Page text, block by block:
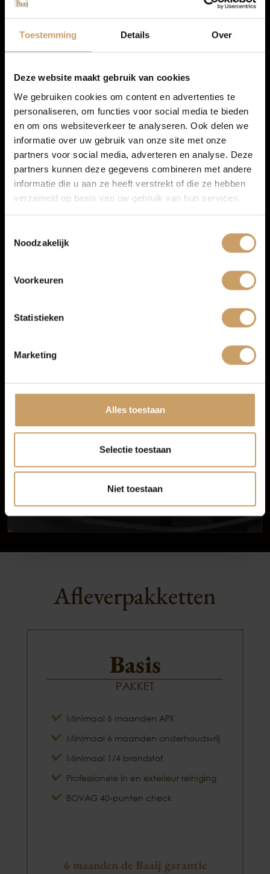
Toestemming Details Over
Deze website maakt gebruik van cookies
We gebruiken cookies om content en advertenties te
personaliseren, om functies voor social media te bieden
en om ons websiteverkeer te analyseren. Ook delen we
informatie over uw gebruik van onze site met onze
partners voor social media, adverteren en analyse. Deze
partners kunnen deze gegevens combineren met andere
informatie die u aan ze heeft verstrekt of die ze hebben
verzameld op basis van uw gebruik van hun services.
Noodzakelijk
Voorkeuren
Statistieken
Marketing
Alles toestaan
Selectie toestaan
Niet toestaan
Afleverpakketten
Basis
PAKKET
Minimaal 6 maanden APK
Minimaal 6 maanden onderhoudsvrij
Minimaal 1/4 brandstof
Professionele in en exterieur reiniging
BOVAG 40-punten check
6 maanden de Baaij garantie
Autolease
Financiering
Autoverzekeringen
Verkoop
Auto onderhoud
Over Autobedrijf De Baaij
Contact
Afleverpakketten